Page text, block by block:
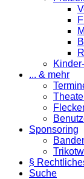
... & mehr
Sponsoring
§
Suche